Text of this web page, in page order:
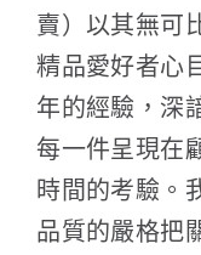
賣）以其無可
精品愛好者心
年的經驗，深
每一件呈現在
時間的考驗。
品質的嚴格把